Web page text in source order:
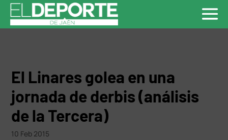
El Linares golea en una
jornada de derbis (análisis
de la Tercera)
10 Feb 2015